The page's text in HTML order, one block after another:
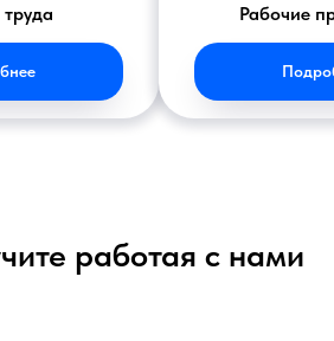
Рабочие
работая с нами